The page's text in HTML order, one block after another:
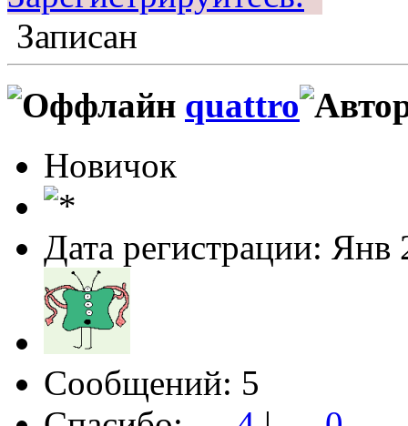
Записан
quattro
Новичок
Дата регистрации: Янв
Сообщений: 5